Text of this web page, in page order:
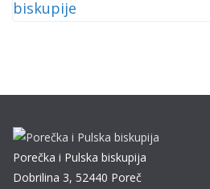
Porečka i Pulska biskupija
Dobrilina 3, 52440 Poreč